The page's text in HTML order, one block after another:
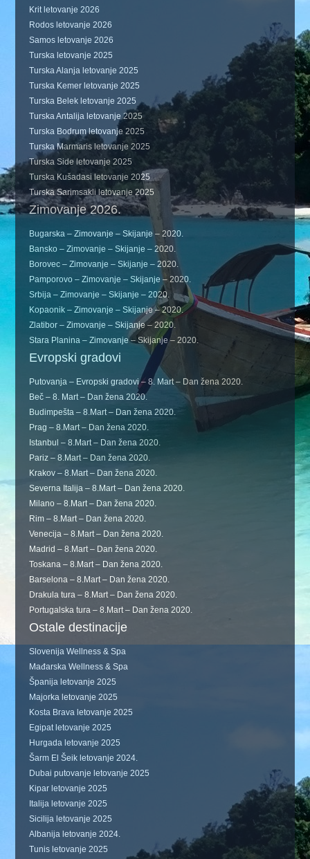
Krit letovanje 2026
Rodos letovanje 2026
Samos letovanje 2026
Turska letovanje 2025
Turska Alanja letovanje 2025
Turska Kemer letovanje 2025
Turska Belek letovanje 2025
Turska Antalija letovanje 2025
Turska Bodrum letovanje 2025
Turska Marmaris letovanje 2025
Turska Side letovanje 2025
Turska Kušadasi letovanje 2025
Turska Sarimsakli letovanje 2025
Zimovanje 2026.
Bugarska – Zimovanje – Skijanje – 2020.
Bansko – Zimovanje – Skijanje – 2020.
Borovec – Zimovanje – Skijanje – 2020.
Pamporovo – Zimovanje – Skijanje – 2020.
Srbija – Zimovanje – Skijanje – 2020.
Kopaonik – Zimovanje – Skijanje – 2020.
Zlatibor – Zimovanje – Skijanje – 2020.
Stara Planina – Zimovanje – Skijanje – 2020.
Evropski gradovi
Putovanja – Evropski gradovi – 8. Mart – Dan žena 2020.
Beč – 8. Mart – Dan žena 2020.
Budimpešta – 8.Mart – Dan žena 2020.
Prag – 8.Mart – Dan žena 2020.
Istanbul – 8.Mart – Dan žena 2020.
Pariz – 8.Mart – Dan žena 2020.
Krakov – 8.Mart – Dan žena 2020.
Severna Italija – 8.Mart – Dan žena 2020.
Milano – 8.Mart – Dan žena 2020.
Rim – 8.Mart – Dan žena 2020.
Venecija – 8.Mart – Dan žena 2020.
Madrid – 8.Mart – Dan žena 2020.
Toskana – 8.Mart – Dan žena 2020.
Barselona – 8.Mart – Dan žena 2020.
Drakula tura – 8.Mart – Dan žena 2020.
Portugalska tura – 8.Mart – Dan žena 2020.
Ostale destinacije
Slovenija Wellness & Spa
Mađarska Wellness & Spa
Španija letovanje 2025
Majorka letovanje 2025
Kosta Brava letovanje 2025
Egipat letovanje 2025
Hurgada letovanje 2025
Šarm El Šeik letovanje 2024.
Dubai putovanje letovanje 2025
Kipar letovanje 2025
Italija letovanje 2025
Sicilija letovanje 2025
Albanija letovanje 2024.
Tunis letovanje 2025